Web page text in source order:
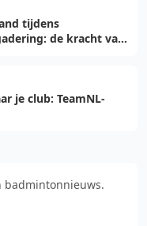
tijdens
de kracht van
je club: TeamNL-
badmintonnieuws.